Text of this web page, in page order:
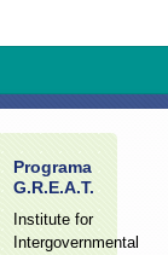
Programa
G.R.E.A.T.
Institute for
Intergovernmental